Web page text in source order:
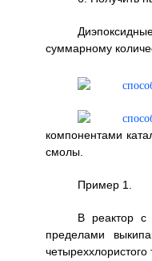
суммарному
компонентами
смолы.
Пример 1.
В реактор с
пределами